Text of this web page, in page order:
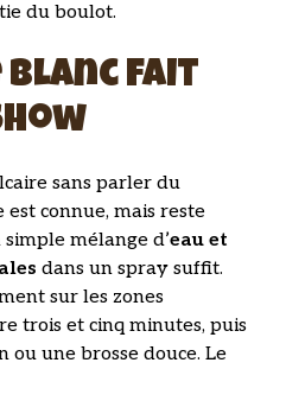
du boulot.
blanc fait
sans parler du
est connue, mais reste
mélange d’eau et
dans un spray suffit.
sur les zones
trois et cinq minutes, puis
une brosse douce. Le